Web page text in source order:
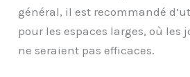
général, il est recommandé
pour les espaces larges, où
ne seraient pas efficaces.